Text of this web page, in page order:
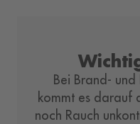
Bei Brand- und
kommt es darauf
noch Rauch